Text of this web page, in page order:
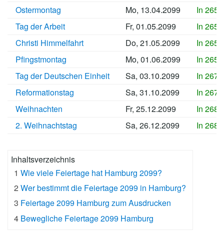
Ostermontag
Mo, 13.04.2099
In
Tag der Arbeit
Fr, 01.05.2099
In
Christi Himmelfahrt
Do, 21.05.2099
In
Pfingstmontag
Mo, 01.06.2099
In
Tag der Deutschen Einheit
Sa, 03.10.2099
In
Reformationstag
Sa, 31.10.2099
In
Weihnachten
Fr, 25.12.2099
In
2. Weihnachtstag
Sa, 26.12.2099 In
Inhaltsverzeichnis
1 Wie viele Feiertage hat Hamburg 2099?
2 Wer bestimmt die Feiertage 2099 in Hamburg?
3 Feiertage 2099 Hamburg zum Ausdrucken
4 Bewegliche Feiertage 2099 Hamburg